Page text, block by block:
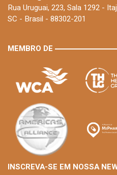
Rua Uruguai, 223, Sala 1292 -
SC - Brasil - 88302-201
MEMBRO DE
INSCREVA-SE EM NOSSA